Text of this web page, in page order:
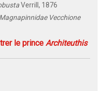
Verrill, 1876
Magnapinnidae Vecchione
le prince Architeuthis